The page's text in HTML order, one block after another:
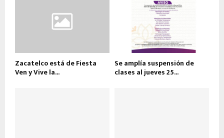
Zacatelco está de Fiesta
Ven y Vive la...
Se amplía suspensión de
clases al jueves 25...